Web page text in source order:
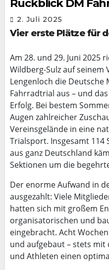
Rückblick DM
2. Juli 2025
Vier erste Plätze für
Am 28. und 29. Juni 2025
Wildberg-Sulz auf seinem
Lengenloch die Deutsche
Fahrradtrial aus – und
Erfolg. Bei bestem
Augen zahlreicher
Vereinsgelände in eine
Trialsport. Insgesamt
aus ganz Deutschland
Sektionen um die
Der enorme Aufwand in
ausgezahlt: Viele
hatten sich mit großem
organisatorischen und
eingebracht. Acht
und aufgebaut – stets mit
und Athleten einen